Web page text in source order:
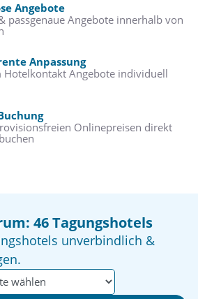
Angebote
passgenaue Angebote innerhalb von
Anpassung
Hotelkontakt Angebote individuell
Onlinepreisen direkt
46 Tagungshotels
unverbindlich &